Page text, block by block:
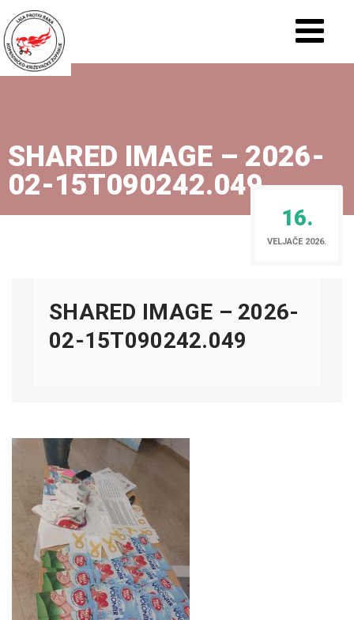
SHARED IMAGE – 2026-
02-15T090242.049
16.
VELJAČE 2026.
SHARED IMAGE – 2026-
02-15T090242.049